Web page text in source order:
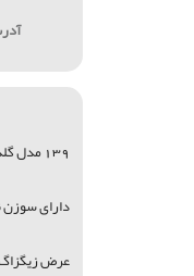
139 مدل گلدوزی
دارای
عرض زیگزاگ 5